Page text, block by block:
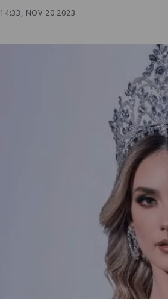
14:33, NOV 20 2023